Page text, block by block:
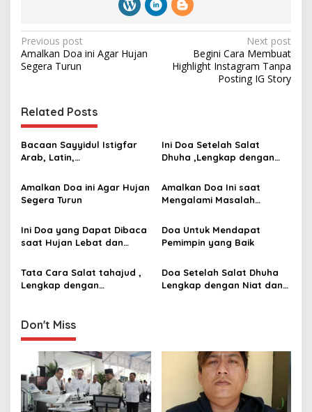
P
o
t
n
a
v
i
g
t
o
Previous post
Amalkan Doa ini Agar Hujan
‎Segera Turun ‎
Next post
Begini Cara Membuat
Highlight Instagram Tanpa
Posting IG Story
Related Posts
Bacaan Sayyidul Istigfar
Arab, Latin,
Keutamaannya
Ini Doa Setelah Salat
Dhuha ,Lengkap dengan
Amalkan Doa ini Agar Hujan
‎Segera Turun ‎
Amalkan Doa Ini saat
‎Mengalami Masalah
Ini Doa yang Dapat Dibaca
saat Hujan Lebat dan
Doa Untuk Mendapat
Pemimpin yang Baik ‎
Tata Cara Salat tahajud ,
Lengkap dengan
Doa Setelah Salat Dhuha
Lengkap dengan Niat dan
Don't Miss